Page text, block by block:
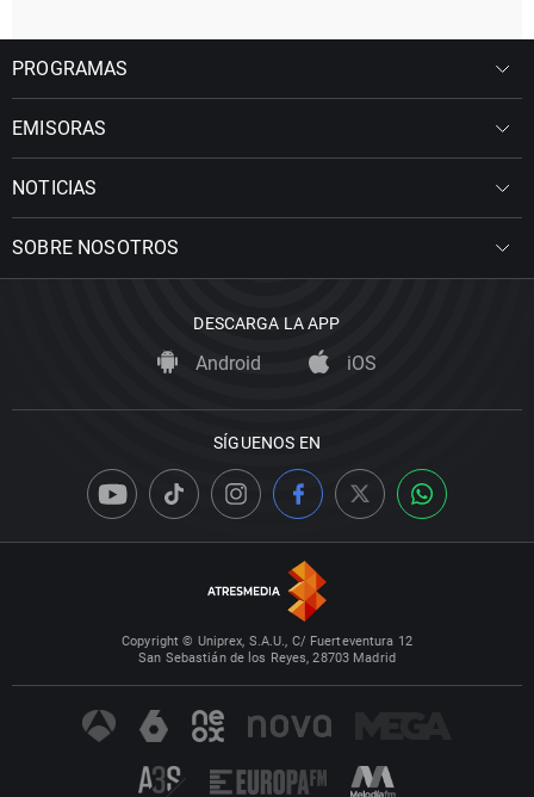
PROGRAMAS
EMISORAS
NOTICIAS
SOBRE NOSOTROS
DESCARGA LA APP
Android iOS
SÍGUENOS EN
Copyright © Uniprex, S.A.U., C/ Fuerteventura 12
San Sebastián de los Reyes, 28703 Madrid